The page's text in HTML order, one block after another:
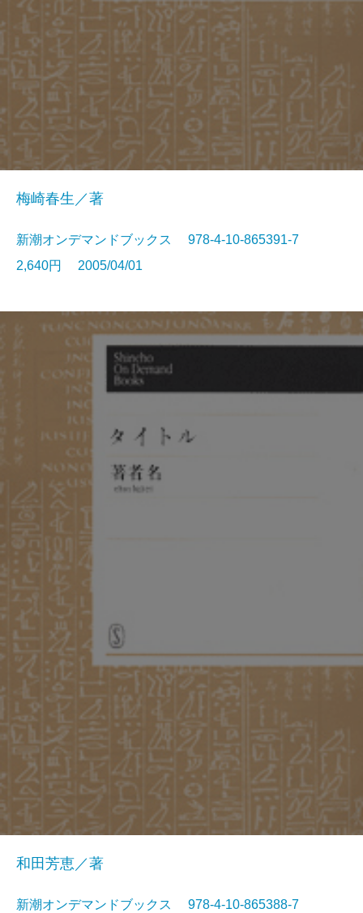
梅崎春生／著
新潮オンデマンドブックス 978-4-10-865391-7
2,640円 2005/04/01
和田芳恵／著
新潮オンデマンドブックス 978-4-10-865388-7